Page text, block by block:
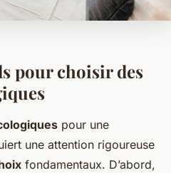
pour choisir des
pour une
une attention rigoureuse
fondamentaux. D’abord,